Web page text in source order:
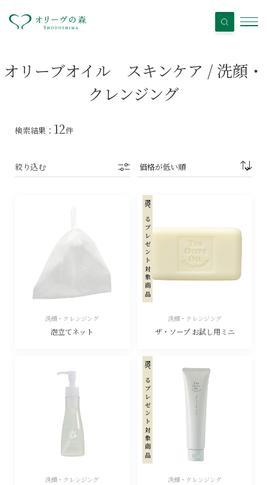
オリーブオイル スキンケア / 洗顔・
クレンジング
検索結果： 12件
絞り込む
洗顔・クレンジング
泡立てネット
洗顔・クレンジング
ザ・ソープ お試し用ミニ
選べるプレゼント対象商品
洗顔・クレンジング 洗顔・クレンジング
選べるプレゼント対象商品